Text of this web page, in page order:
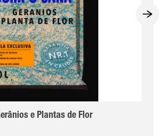
e Plantas de Flor